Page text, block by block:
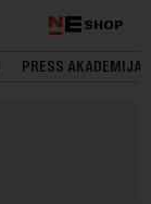
SHOP
PRESS AKADEMIJA